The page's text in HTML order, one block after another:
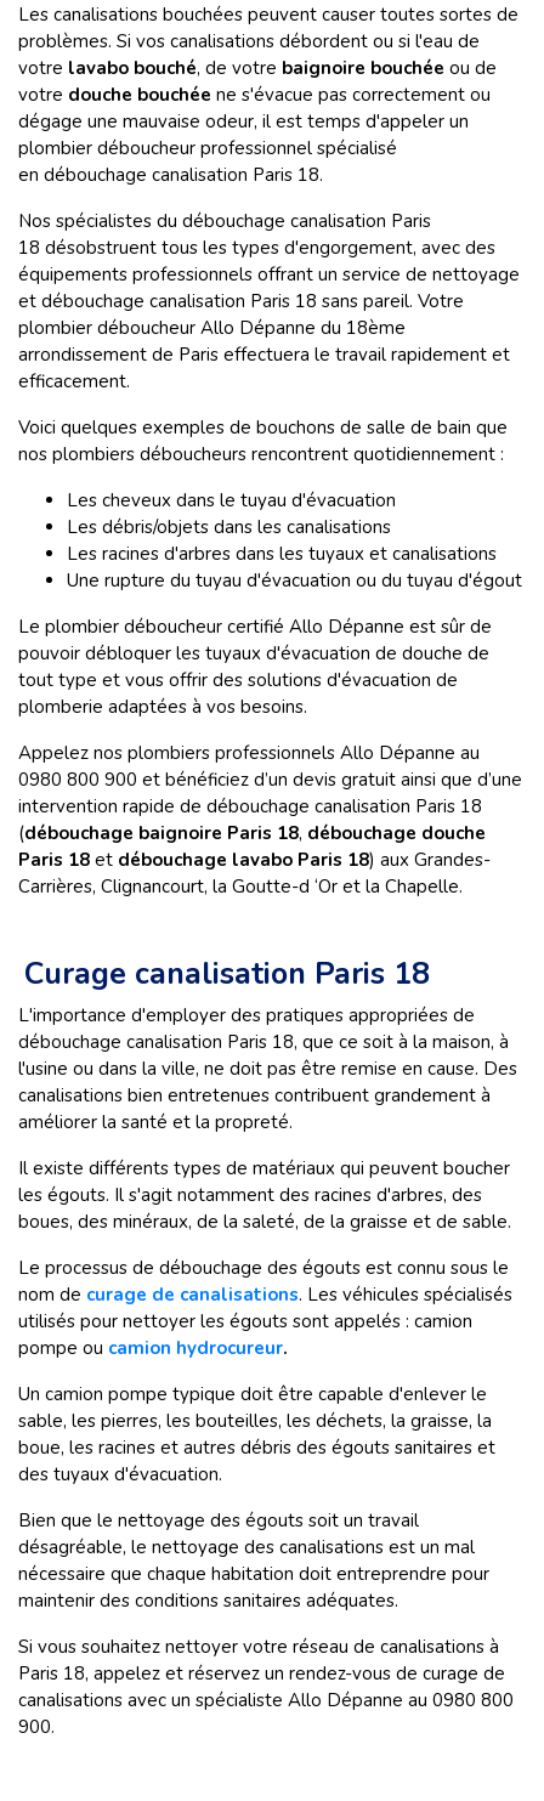
Les canalisations bouchées peuvent causer toutes sortes de
problèmes. Si vos canalisations débordent ou si l'eau de
votre lavabo bouché, de votre baignoire bouchée ou de
votre douche bouchée ne s'évacue pas correctement ou
dégage une mauvaise odeur, il est temps d'appeler un
plombier déboucheur professionnel spécialisé
en débouchage canalisation Paris 18.
Nos spécialistes du débouchage canalisation Paris
18 désobstruent tous les types d'engorgement, avec des
équipements professionnels offrant un service de nettoyage
et débouchage canalisation Paris 18 sans pareil. Votre
plombier déboucheur Allo Dépanne du 18ème
arrondissement de Paris effectuera le travail rapidement et
efficacement.
Voici quelques exemples de bouchons de salle de bain que
nos plombiers déboucheurs rencontrent quotidiennement :
Les cheveux dans le tuyau d'évacuation
Les débris/objets dans les canalisations
Les racines d'arbres dans les tuyaux et canalisations
Une rupture du tuyau d'évacuation ou du tuyau d'égout
Le plombier déboucheur certifié Allo Dépanne est sûr de
pouvoir débloquer les tuyaux d'évacuation de douche de
tout type et vous offrir des solutions d'évacuation de
plomberie adaptées à vos besoins.
Appelez nos plombiers professionnels Allo Dépanne au
0980 800 900 et bénéficiez d’un devis gratuit ainsi que d’une
intervention rapide de débouchage canalisation Paris 18
(débouchage baignoire Paris 18, débouchage douche
Paris 18 et débouchage lavabo Paris 18) aux Grandes-
Carrières, Clignancourt, la Goutte-d ‘Or et la Chapelle.
Curage canalisation Paris 18
L'importance d'employer des pratiques appropriées de
débouchage canalisation Paris 18, que ce soit à la maison, à
l'usine ou dans la ville, ne doit pas être remise en cause. Des
canalisations bien entretenues contribuent grandement à
améliorer la santé et la propreté.
Il existe différents types de matériaux qui peuvent boucher
les égouts. Il s'agit notamment des racines d'arbres, des
boues, des minéraux, de la saleté, de la graisse et de sable.
Le processus de débouchage des égouts est connu sous le
nom de curage de canalisations. Les véhicules spécialisés
utilisés pour nettoyer les égouts sont appelés : camion
pompe ou camion hydrocureur.
Un camion pompe typique doit être capable d'enlever le
sable, les pierres, les bouteilles, les déchets, la graisse, la
boue, les racines et autres débris des égouts sanitaires et
des tuyaux d'évacuation.
Bien que le nettoyage des égouts soit un travail
désagréable, le nettoyage des canalisations est un mal
nécessaire que chaque habitation doit entreprendre pour
maintenir des conditions sanitaires adéquates.
Si vous souhaitez nettoyer votre réseau de canalisations à
Paris 18, appelez et réservez un rendez-vous de curage de
canalisations avec un spécialiste Allo Dépanne au 0980 800
900.